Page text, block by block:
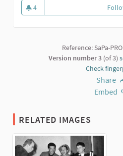
4
4 followers
Reference: SaPa-
Version number 3 (of 3)
Check
Share
Embed
RELATED IMAGES